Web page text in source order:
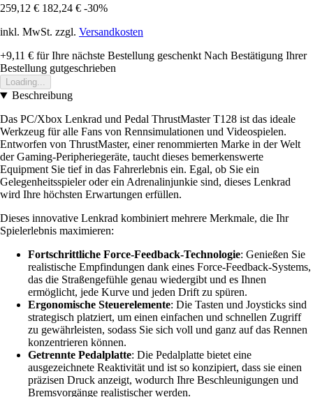
259,12 € 182,24 € -30%
inkl. MwSt. zzgl. Versandkosten
+9,11 € für Ihre nächste Bestellung geschenkt Nach Bestätigung Ihrer
Bestellung gutgeschrieben
Loading...
Beschreibung
Das PC/Xbox Lenkrad und Pedal ThrustMaster T128 ist das ideale
Werkzeug für alle Fans von Rennsimulationen und Videospielen.
Entworfen von ThrustMaster, einer renommierten Marke in der Welt
der Gaming-Peripheriegeräte, taucht dieses bemerkenswerte
Equipment Sie tief in das Fahrerlebnis ein. Egal, ob Sie ein
Gelegenheitsspieler oder ein Adrenalinjunkie sind, dieses Lenkrad
wird Ihre höchsten Erwartungen erfüllen.
Dieses innovative Lenkrad kombiniert mehrere Merkmale, die Ihr
Spielerlebnis maximieren:
Fortschrittliche Force-Feedback-Technologie: Genießen Sie
realistische Empfindungen dank eines Force-Feedback-Systems,
das die Straßengefühle genau wiedergibt und es Ihnen
ermöglicht, jede Kurve und jeden Drift zu spüren.
Ergonomische Steuerelemente: Die Tasten und Joysticks sind
strategisch platziert, um einen einfachen und schnellen Zugriff
zu gewährleisten, sodass Sie sich voll und ganz auf das Rennen
konzentrieren können.
Getrennte Pedalplatte: Die Pedalplatte bietet eine
ausgezeichnete Reaktivität und ist so konzipiert, dass sie einen
präzisen Druck anzeigt, wodurch Ihre Beschleunigungen und
Bremsvorgänge realistischer werden.